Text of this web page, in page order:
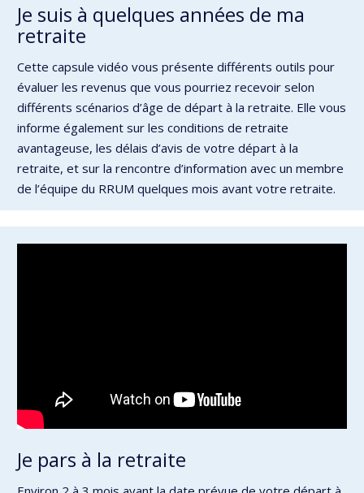
Je suis à quelques années de ma
retraite
Cette capsule vidéo vous présente différents outils pour
évaluer les revenus que vous pourriez recevoir selon
différents scénarios d’âge de départ à la retraite. Elle vous
informe également sur les conditions de retraite
avantageuse, les délais d’avis de votre départ à la
retraite, et sur la rencontre d’information avec un membre
de l’équipe du RRUM quelques mois avant votre retraite.
Je pars à la retraite